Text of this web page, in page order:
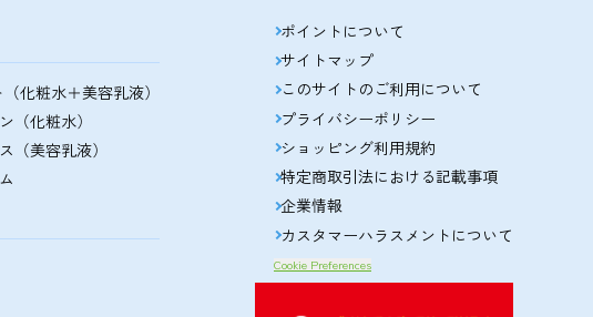
化粧水＋美容乳液）
（化粧水）
（美容乳液）
ポイントについて
サイトマップ
このサイトのご利用について
プライバシーポリシー
ショッピング利用規約
特定商取引法における記載事項
企業情報
カスタマーハラスメントについて
Cookie Preferences